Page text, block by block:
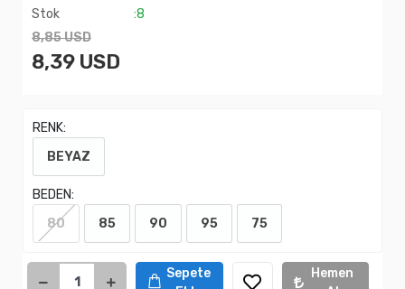
Stok
:8
8,85 USD
8,39 USD
RENK:
BEYAZ
BEDEN:
80
85 90 95 75
Sepete
Hemen